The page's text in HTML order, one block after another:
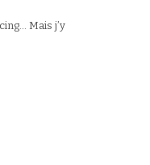
Mais j’y